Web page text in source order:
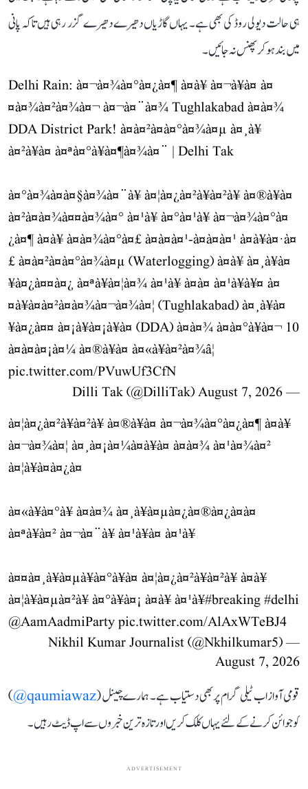
ہی حالت دیولی روڈ کی بھی ہے۔ یہاں گاڑیاں دھیرے دھیرے گزر رہی ہیں تاکہ پانی
میں بند ہو کر پھنس نہ جائیں۔
Delhi Rain: à¤¬à¤¾à¤°à¤¿à¤¶ à¤à¥ à¤¬à¥à¤ à¤
¤à¤¾à¤²à¤¾à¤¬ à¤¬à¤¨à¤¾ Tughlakabad à¤à¤¾
DDA District Park! à¤à¤²à¤­à¤°à¤¾à¤µ à¤¸à¥
à¤²à¥à¤ à¤ªà¤°à¥à¤¶à¤¾à¤¨ | Delhi Tak
à¤°à¤¾à¤à¤§à¤¾à¤¨à¥ à¤¦à¤¿à¤²à¥à¤²à¥ à¤®à¥à¤
à¤²à¤à¤¾à¤¤à¤¾à¤° à¤¹à¥ à¤°à¤¹à¥ à¤¬à¤¾à¤°à¤
¿à¤¶ à¤à¥ à¤à¤¾à¤°à¤£ à¤à¤à¤¹-à¤à¤à¤¹ à¤­à¥à¤·à¤
£ à¤à¤²à¤­à¤°à¤¾à¤µ (Waterlogging) à¤à¥ à¤¸à¥à¤
¥à¤¿à¤¤à¤¿ à¤ªà¥à¤¦à¤¾ à¤¹à¥ à¤à¤ à¤¹à¥à¥¤ à¤
¤à¥à¤à¤²à¤à¤¾à¤¬à¤¾à¤¦ (Tughlakabad) à¤¸à¥à¤
¥à¤¿à¤¤ à¤¡à¥à¤¡à¥à¤ (DDA) à¤à¤¾ à¤à¤°à¥à¤¬ 10
à¤à¤à¤¡à¤¼ à¤®à¥à¤ à¤«à¥à¤²à¤¾â¦
pic.twitter.com/PVuwUf3CfN
— Dilli Tak (@DilliTak)
August 7, 2026
à¤¦à¤¿à¤²à¥à¤²à¥ à¤®à¥à¤ à¤¬à¤¾à¤°à¤¿à¤¶ à¤à¥
à¤¬à¤¾à¤¦ à¤¸à¤¡à¤¼à¤à¥à¤ à¤à¤¾ à¤¹à¤¾à¤²
à¤¦à¥à¤à¤¿à¤
à¤«à¥à¤°à¥ à¤à¤¾ à¤¸à¥à¤µà¤¿à¤®à¤¿à¤à¤
à¤ªà¥à¤² à¤¬à¤¨à¥ à¤¹à¥à¤ à¤¹à¥
à¤¤à¤¸à¥à¤µà¥à¤°à¥à¤ à¤¦à¤¿à¤²à¥à¤²à¥ à¤à¥
à¤¦à¥à¤µà¤²à¥ à¤°à¥à¤¡ à¤à¥ à¤¹à¥#breaking#delhi
@AamAadmiPartypic.twitter.com/AlAxWTeBJ4
— Nikhil Kumar Journalist (@Nkhilkumar5)
August 7, 2026
قومی آواز اب ٹیلی گرام پر بھی دستیاب ہے۔ ہمارے چینل (qaumiawaz@
)
کو جوائن کرنے کے لئے یہاں کلک کریں اور تازہ ترین خبروں سے اپ ڈیٹ رہیں۔
ADVERTISEMENT